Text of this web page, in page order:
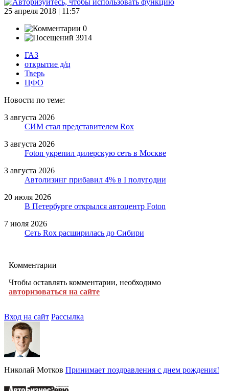
25 апреля 2018 | 11:57
0
3914
ГАЗ
открытие д/ц
Тверь
ЦФО
Новости по теме:
3 августа 2026
СИМ стал представителем Rox
3 августа 2026
Foton укрепил дилерскую сеть в Москве
3 августа 2026
Автолизинг прибавил 4% в I полугодии
20 июля 2026
В Петербурге открылся автоцентр Foton
7 июля 2026
Сеть Rox расширилась до Сибири
Комментарии
Чтобы оставлять комментарии, необходимо
авторизоваться на сайте
Вход на сайт Рассылка
Николай Мотков Принимает поздравления с днем рождения!